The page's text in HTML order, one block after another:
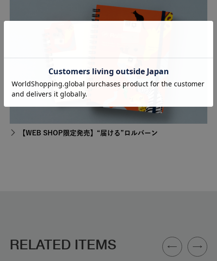
【WEB SHOP限定発売】“届ける”ロルバーン
RELATED ITEMS